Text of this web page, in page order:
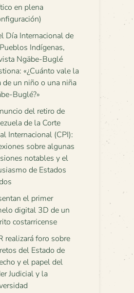
en plena
Día Internacional de
Indígenas,
Ngäbe-Buglé
«¿Cuánto vale la
de un niño o una niña
Buglé?»
del retiro de
de la Corte
Internacional (CPI):
sobre algunas
notables y el
de Estados
el primer
digital 3D de un
costarricense
realizará foro sobre
del Estado de
y el papel del
Judicial y la